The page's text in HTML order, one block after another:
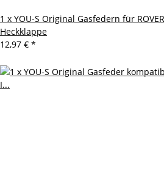
1 x YOU-S Original Gasfedern für
Heckklappe
12,97 € *